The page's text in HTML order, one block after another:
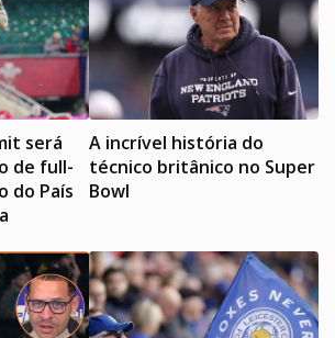
será
de full-
do País
A incrível história do
técnico britânico no Super
Bowl